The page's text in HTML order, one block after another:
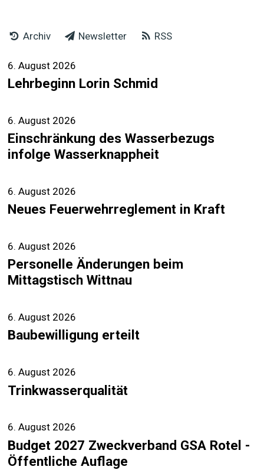
Archiv Newsletter RSS
Lehrbeginn Lorin Schmid
6. August 2026
Einschränkung des Wasserbezugs
infolge Wasserknappheit
6. August 2026
Neues Feuerwehrreglement in Kraft
6. August 2026
Personelle Änderungen beim
Mittagstisch Wittnau
6. August 2026
Baubewilligung erteilt
6. August 2026
Trinkwasserqualität
6. August 2026
Budget 2027 Zweckverband GSA Rotel -
Öffentliche Auflage
6. August 2026